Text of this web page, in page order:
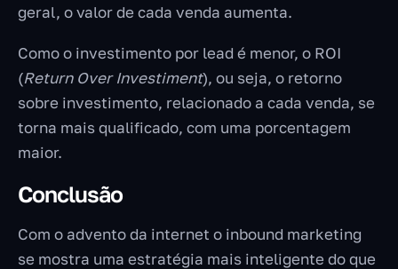
geral, o valor de cada venda aumenta.
Como o investimento por lead é menor, o ROI
(Return Over Investiment), ou seja, o retorno
sobre investimento, relacionado a cada venda, se
torna mais qualificado, com uma porcentagem
maior.
Conclusão
Com o advento da internet o inbound marketing
se mostra uma estratégia mais inteligente do que